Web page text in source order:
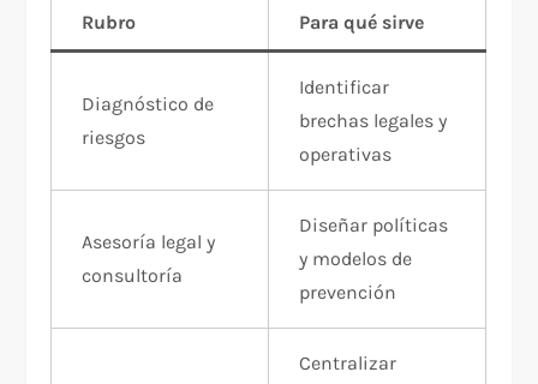
Rubro Para qué sirve
Diagnóstico de
riesgos
Identificar
brechas legales y
operativas
Asesoría legal y
consultoría
Diseñar políticas
y modelos de
prevención
Centralizar